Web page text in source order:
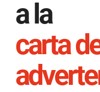
a la
carta